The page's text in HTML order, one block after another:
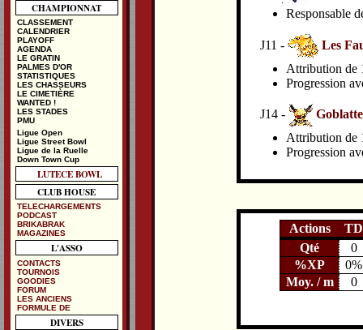
Responsable
J11 -
Les
Attribution de
Progression
J14 -
Goblatte
Attribution de
Progression
Actions
TD
Qté
0
%XP
0%
Moy. / m
0
CHAMPIONNAT
CLASSEMENT
CALENDRIER
PLAYOFF
AGENDA
LE GRATIN
PALMES D'OR
STATISTIQUES
LES CHASSEURS
LE CIMETIÈRE
WANTED !
LES STADES
PMU
Ligue Open
Ligue Street Bowl
Ligue de la Ruelle
Down Town Cup
LUTECE BOWL
CLUB HOUSE
TELECHARGEMENTS
PODCAST
BRIKABRAK
MAGAZINES
L'ASSO
CONTACTS
TOURNOIS
GOODIES
FORUM
LES ANCIENS
FORMULE DE
DIVERS